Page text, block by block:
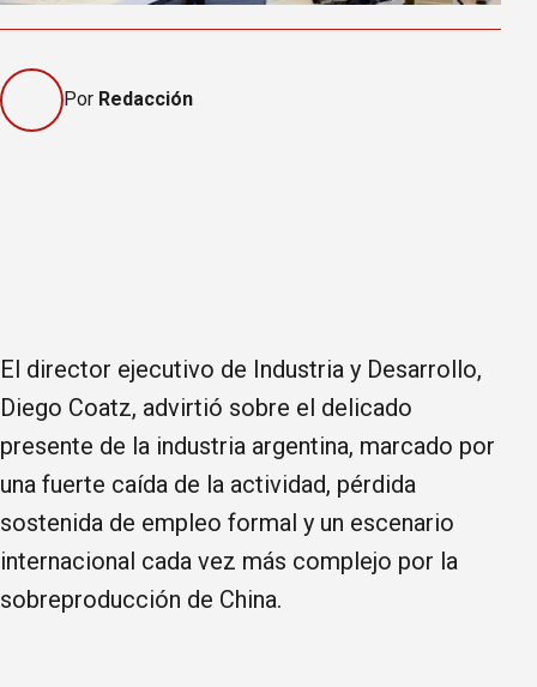
Por Redacción
El director ejecutivo de Industria y Desarrollo,
Diego Coatz, advirtió sobre el delicado
presente de la industria argentina, marcado por
una fuerte caída de la actividad, pérdida
sostenida de empleo formal y un escenario
internacional cada vez más complejo por la
sobreproducción de China.